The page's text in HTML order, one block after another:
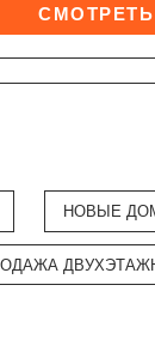
НОВЫЕ